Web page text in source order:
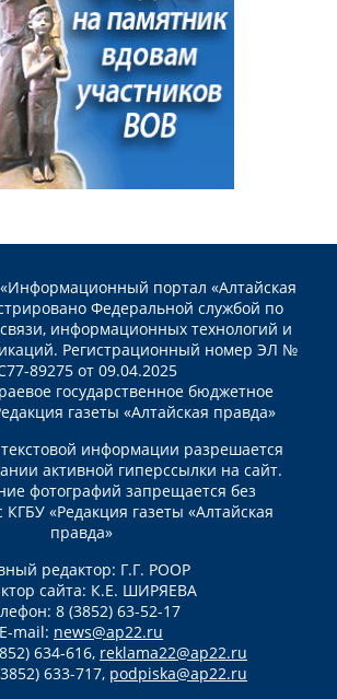
портал «Алтайская
Федеральной службой по
информационных технологий и
Регистрационный номер ЭЛ №
89275 от 09.04.2025
государственное бюджетное
газеты «Алтайская правда»
информации разрешается
активной гиперссылки на сайт.
фотографий запрещается без
КГБУ «Редакция газеты «Алтайская
правда»
редактор: Г.Г. РООР
сайта: К.Е. ШИРЯЕВА
8 (3852) 63-52-17
E-mail: news@ap22.ru
634-616, reklama22@ap22.ru
633-717, podpiska@ap22.ru